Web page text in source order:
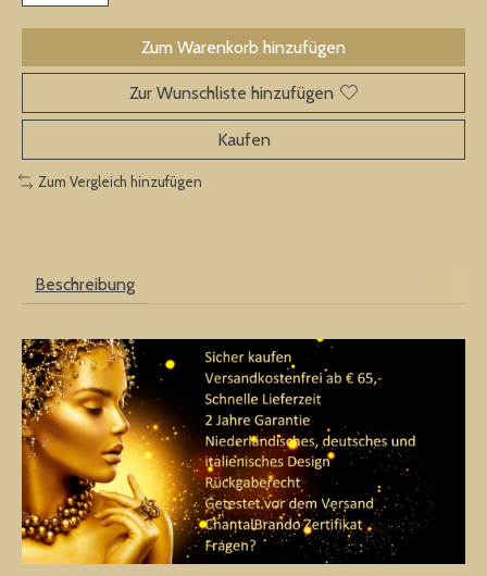
Zum Warenkorb hinzufügen
Zur Wunschliste hinzufügen
Kaufen
Zum Vergleich hinzufügen
Beschreibung